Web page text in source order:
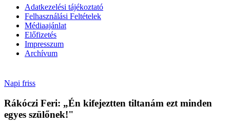
Adatkezelési tájékoztató
Felhasználási Feltételek
Médiaajánlat
Előfizetés
Impresszum
Archívum
Napi friss
Rákóczi Feri: „Én kifejeztten tiltanám ezt minden
egyes szülőnek!"